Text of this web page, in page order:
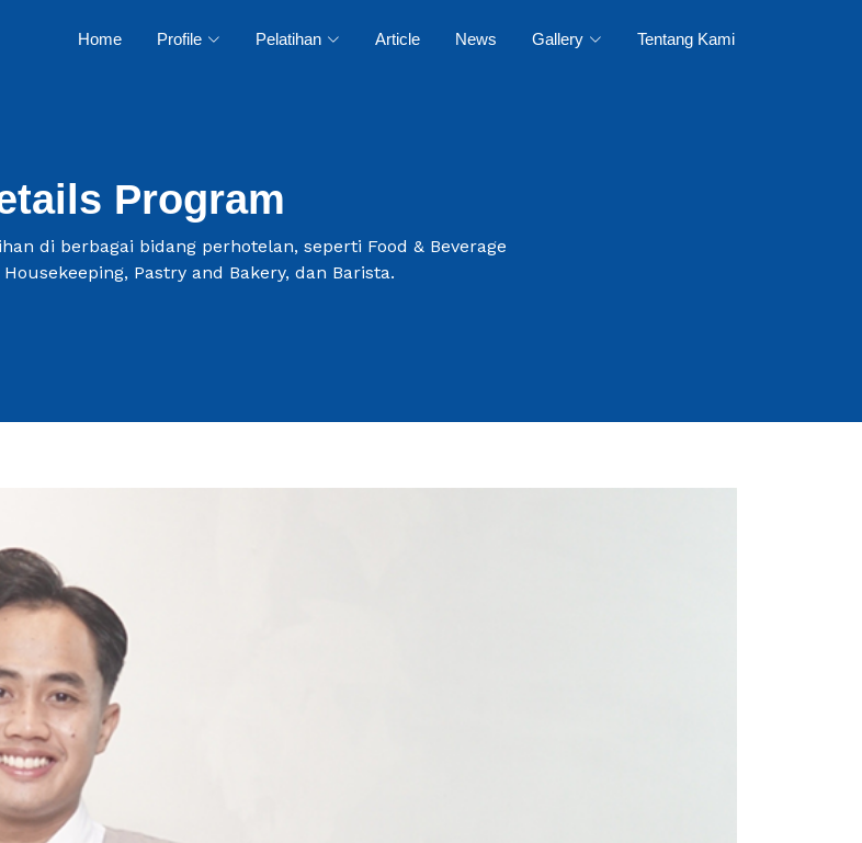
Home Profile Pelatihan Article News Gallery Tentang Kami
Program
di berbagai bidang perhotelan, seperti Food & Beverage
Pastry and Bakery, dan Barista.